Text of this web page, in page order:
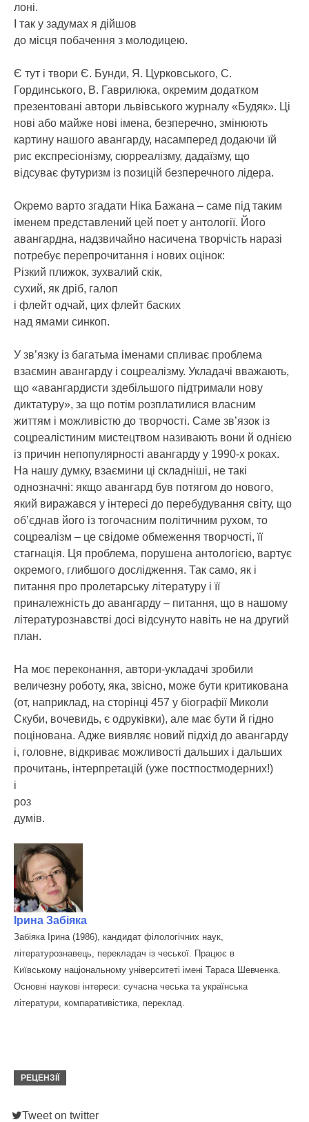
лоні.
І так у задумах я дійшов
до місця побачення з молодицею.
Є тут і твори Є. Бунди, Я. Цурковського, С.
Гординського, В. Гаврилюка, окремим додатком
презентовані автори львівського журналу «Будяк». Ці
нові або майже нові імена, безперечно, змінюють
картину нашого авангарду, насамперед додаючи їй
рис експресіонізму, сюрреалізму, дадаїзму, що
відсуває футуризм із позицій безперечного лідера.
Окремо варто згадати Ніка Бажана – саме під таким
іменем представлений цей поет у антології. Його
авангардна, надзвичайно насичена творчість наразі
потребує перепрочитання і нових оцінок:
Різкий плижок, зухвалий скік,
сухий, як дріб, галоп
і флейт одчай, цих флейт баских
над ямами синкоп.
У зв’язку із багатьма іменами спливає проблема
взаємин авангарду і соцреалізму. Укладачі вважають,
що «авангардисти здебільшого підтримали нову
диктатуру», за що потім розплатилися власним
життям і можливістю до творчості. Саме зв’язок із
соцреалістиним мистецтвом називають вони й однією
із причин непопулярності авангарду у 1990-х роках.
На нашу думку, взаємини ці складніші, не такі
однозначні: якщо авангард був потягом до нового,
який виражався у інтересі до перебудування світу, що
об’єднав його із тогочасним політичним рухом, то
соцреалізм – це свідоме обмеження творчості, її
стагнація. Ця проблема, порушена антологією, вартує
окремого, глибшого дослідження. Так само, як і
питання про пролетарську літературу і її
приналежність до авангарду – питання, що в нашому
літературознавстві досі відсунуто навіть не на другий
план.
На моє переконання, автори-укладачі зробили
величезну роботу, яка, звісно, може бути критикована
(от, наприклад, на сторінці 457 у біографії Миколи
Скуби, вочевидь, є одруківки), але має бути й гідно
поцінована. Адже виявляє новий підхід до авангарду
і, головне, відкриває можливості дальших і дальших
прочитань, інтерпретацій (уже постпостмодерних!)
і
роз
думів.
Ірина Забіяка
Забіяка Ірина (1986), кандидат філологічних наук,
літературознавець, перекладач із чеської. Працює в
Київському національному університеті імені Тараса Шевченка.
Основні наукові інтереси: сучасна чеська та українська
літератури, компаративістика, переклад.
РЕЦЕНЗІЇ
Tweet on twitter